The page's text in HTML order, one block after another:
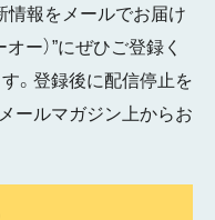
情報をメールでお届け
ー）”にぜひご登録く
。登録後に配信停止を
ールマガジン上からお